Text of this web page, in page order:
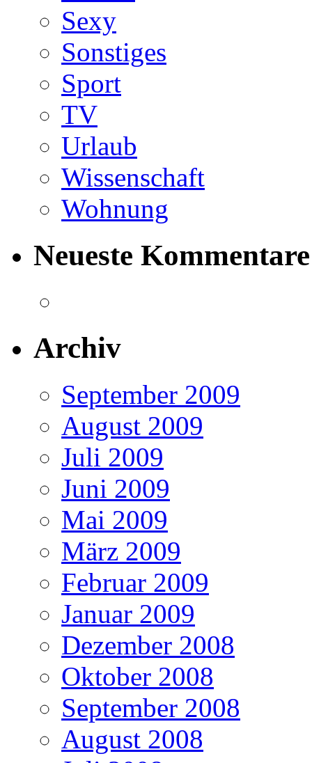
Sexy
Sonstiges
Sport
TV
Urlaub
Wissenschaft
Wohnung
Neueste Kommentare
Archiv
September 2009
August 2009
Juli 2009
Juni 2009
Mai 2009
März 2009
Februar 2009
Januar 2009
Dezember 2008
Oktober 2008
September 2008
August 2008